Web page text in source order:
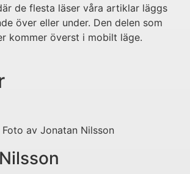
de flesta läser våra artiklar läggs
över eller under. Den delen som
kommer överst i mobilt läge.